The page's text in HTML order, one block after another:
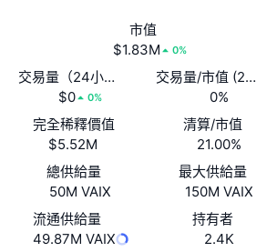
市值
$1.83M
0%
交易量（24小時）
$0
0%
交易量/市值 (24 小
0%
完全稀釋價值
$5.52M
清算/市值
21.00%
總供給量
50M VAIX
最大供給量
150M VAIX
流通供給量
49.87M VAIX
持有者
2.4K